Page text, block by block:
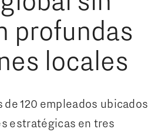
profundas
locales
de 120 empleados ubicados
estratégicas en tres